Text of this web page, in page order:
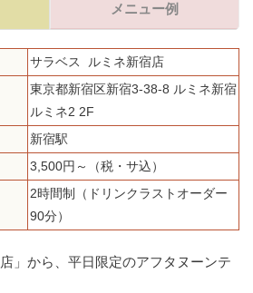
メニュー例
サラベス ルミネ新宿店
東京都新宿区新宿3-38-8 ルミネ新宿
ルミネ2 2F
新宿駅
3,500円～（税・サ込）
2時間制（ドリンクラストオーダー
90分）
」から、平日限定のアフタヌーンテ